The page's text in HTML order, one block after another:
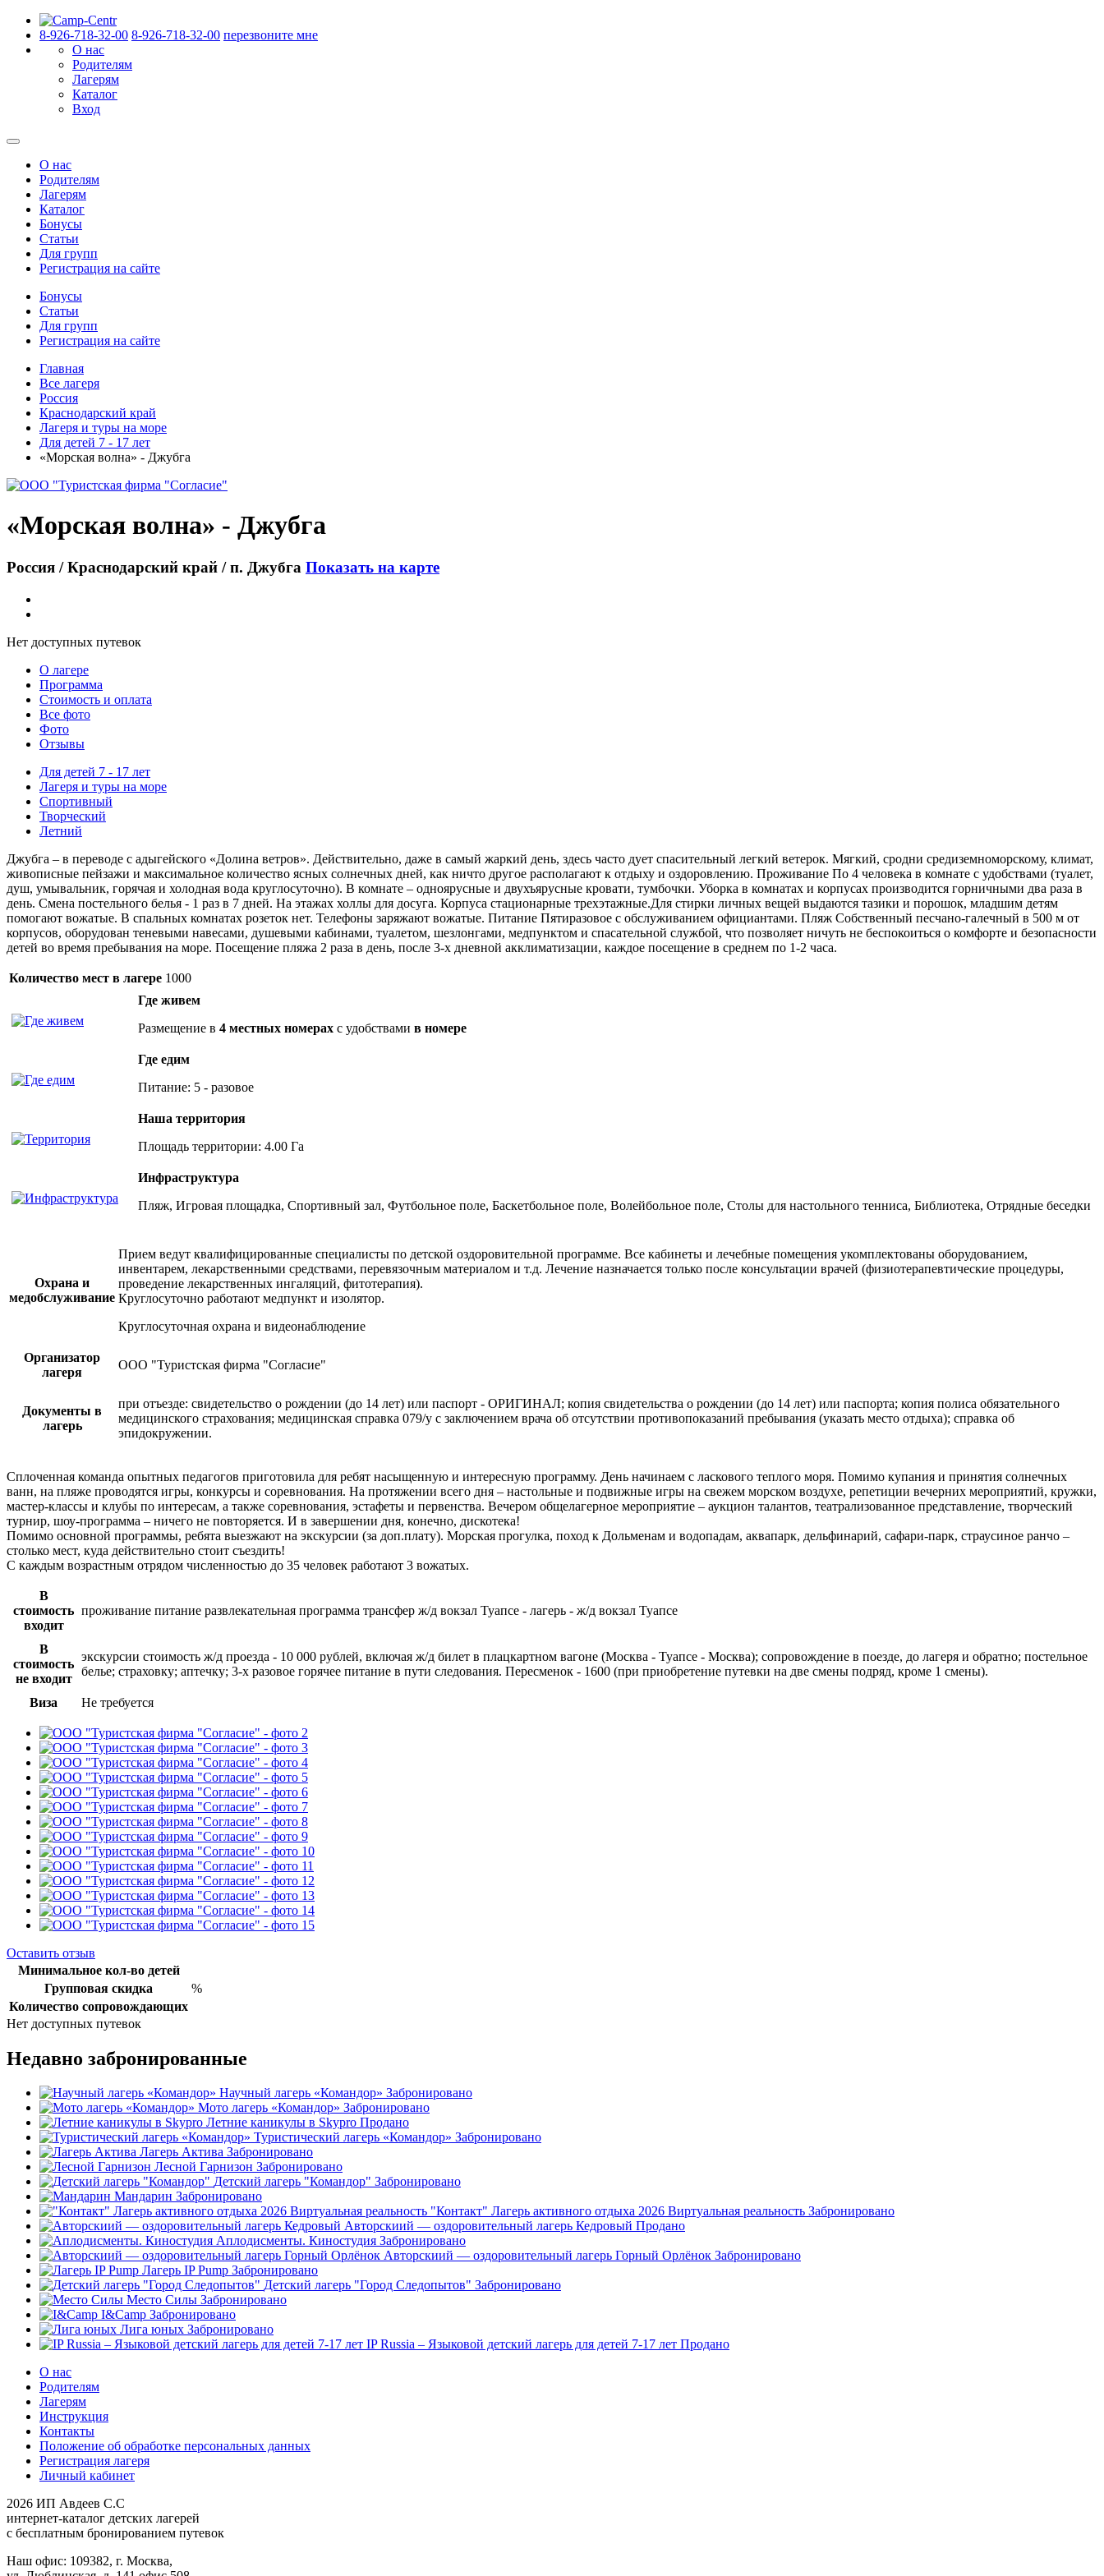
8-926-718-32-00 8-926-718-32-00 перезвоните мне
О нас
Родителям
Лагерям
Каталог
Вход
О нас
Родителям
Лагерям
Каталог
Бонусы
Статьи
Для групп
Регистрация на сайте
Бонусы
Статьи
Для групп
Регистрация на сайте
Главная
Все лагеря
Россия
Краснодарский край
Лагеря и туры на море
Для детей 7 - 17 лет
«Морская волна» - Джубга
«Морская волна» - Джубга
Россия / Краснодарский край / п. Джубга Показать на карте
Нет доступных путевок
О лагере
Программа
Стоимость и оплата
Все фото
Фото
Отзывы
Для детей 7 - 17 лет
Лагеря и туры на море
Спортивный
Творческий
Летний
Джубга – в переводе с адыгейского «Долина ветров». Действительно, даже в самый жаркий день, здесь часто дует спасительный легкий ветерок. Мягкий, сродни средиземноморскому, климат,
живописные пейзажи и максимальное количество ясных солнечных дней, как ничто другое располагают к отдыху и оздоровлению. Проживание По 4 человека в комнате с удобствами (туалет,
душ, умывальник, горячая и холодная вода круглосуточно). В комнате – одноярусные и двухъярусные кровати, тумбочки. Уборка в комнатах и корпусах производится горничными два раза в
день. Смена постельного белья - 1 раз в 7 дней. На этажах холлы для досуга. Корпуса стационарные трехэтажные.Для стирки личных вещей выдаются тазики и порошок, младшим детям
помогают вожатые. В спальных комнатах розеток нет. Телефоны заряжают вожатые. Питание Пятиразовое с обслуживанием официантами. Пляж Собственный песчано-галечный в 500 м от
корпусов, оборудован теневыми навесами, душевыми кабинами, туалетом, шезлонгами, медпунктом и спасательной службой, что позволяет ничуть не беспокоиться о комфорте и безопасности
детей во время пребывания на море. Посещение пляжа 2 раза в день, после 3-х дневной акклиматизации, каждое посещение в среднем по 1-2 часа.
Количество мест в лагере 1000
Где живем
Размещение в 4 местных номерах с удобствами в номере
Где едим
Питание: 5 - разовое
Наша территория
Площадь территории: 4.00 Га
Инфраструктура
Пляж, Игровая площадка, Спортивный зал, Футбольное поле, Баскетбольное поле, Волейбольное поле, Столы для настольного тенниса, Библиотека, Отрядные беседки
Охрана и
медобслуживание
Прием ведут квалифицированные специалисты по детской оздоровительной программе. Все кабинеты и лечебные помещения укомплектованы оборудованием,
инвентарем, лекарственными средствами, перевязочным материалом и т.д. Лечение назначается только после консультации врачей (физиотерапевтические процедуры,
проведение лекарственных ингаляций, фитотерапия).
Круглосуточно работают медпункт и изолятор.
Круглосуточная охрана и видеонаблюдение
Организатор
лагеря
ООО "Туристская фирма "Согласие"
Документы в
лагерь
при отъезде: cвидетельство о рождении (до 14 лет) или паспорт - ОРИГИНАЛ; копия свидетельства о рождении (до 14 лет) или паспорта; копия полиса обязательного
медицинского страхования; медицинская справка 079/у с заключением врача об отсутствии противопоказаний пребывания (указать место отдыха); справка об
эпидокружении.
Сплоченная команда опытных педагогов приготовила для ребят насыщенную и интересную программу. День начинаем с ласкового теплого моря. Помимо купания и принятия солнечных
ванн, на пляже проводятся игры, конкурсы и соревнования. На протяжении всего дня – настольные и подвижные игры на свежем морском воздухе, репетиции вечерних мероприятий, кружки,
мастер-классы и клубы по интересам, а также соревнования, эстафеты и первенства. Вечером общелагерное мероприятие – аукцион талантов, театрализованное представление, творческий
турнир, шоу-программа – ничего не повторяется. И в завершении дня, конечно, дискотека!
Помимо основной программы, ребята выезжают на экскурсии (за доп.плату). Морская прогулка, поход к Дольменам и водопадам, аквапарк, дельфинарий, сафари-парк, страусиное ранчо –
столько мест, куда действительно стоит съездить!
С каждым возрастным отрядом численностью до 35 человек работают 3 вожатых.
В
стоимость
входит
проживание питание развлекательная программа трансфер ж/д вокзал Туапсе - лагерь - ж/д вокзал Туапсе
В
стоимость
не входит
экскурсии стоимость ж/д проезда - 10 000 рублей, включая ж/д билет в плацкартном вагоне (Москва - Туапсе - Москва); сопровождение в поезде, до лагеря и обратно; постельное
белье; страховку; аптечку; 3-х разовое горячее питание в пути следования. Пересменок - 1600 (при приобретение путевки на две смены подряд, кроме 1 смены).
Виза Не требуется
Оставить отзыв
Минимальное кол-во детей
Групповая скидка
%
Количество сопровождающих
Нет доступных путевок
Недавно забронированные
Научный лагерь «Командор» Забронировано
Мото лагерь «Командор» Забронировано
Летние каникулы в Skypro Продано
Туристический лагерь «Командор» Забронировано
Лагерь Актива Забронировано
Лесной Гарнизон Забронировано
Детский лагерь "Командор" Забронировано
Мандарин Забронировано
"Контакт" Лагерь активного отдыха 2026 Виртуальная реальность Забронировано
Авторскиий — оздоровительный лагерь Кедровый Продано
Аплодисменты. Киностудия Забронировано
Авторскиий — оздоровительный лагерь Горный Орлёнок Забронировано
Лагерь IP Pump Забронировано
Детский лагерь "Город Следопытов" Забронировано
Место Силы Забронировано
I&Camp Забронировано
Лига юных Забронировано
IP Russia – Языковой детский лагерь для детей 7-17 лет Продано
О нас
Родителям
Лагерям
Инструкция
Контакты
Положение об обработке персональных данных
Регистрация лагеря
Личный кабинет
2026 ИП Авдеев С.С
интернет-каталог детских лагерей
с бесплатным бронированием путевок
Наш офис: 109382, г. Москва,